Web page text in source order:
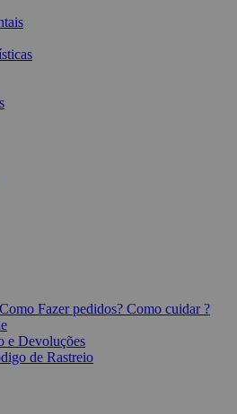
Fazer pedidos? Como cuidar ?
e Devoluções
de Rastreio